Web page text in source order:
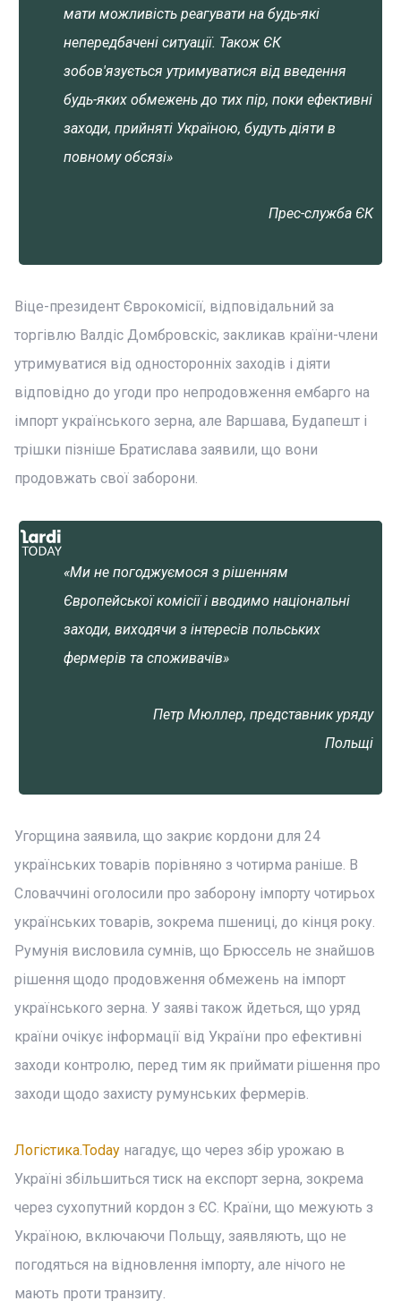
мати можливість реагувати на будь-які
непередбачені ситуації. Також ЄК
зобов'язується утримуватися від введення
будь-яких обмежень до тих пір, поки ефективні
заходи, прийняті Україною, будуть діяти в
повному обсязі»
Прес-служба ЄК
Віце-президент Єврокомісії, відповідальний за
торгівлю Валдіс Домбровскіс, закликав країни-члени
утримуватися від односторонніх заходів і діяти
відповідно до угоди про непродовження ембарго на
імпорт українського зерна, але Варшава, Будапешт і
трішки пізніше Братислава заявили, що вони
продовжать свої заборони.
«Ми не погоджуємося з рішенням
Європейської комісії і вводимо національні
заходи, виходячи з інтересів польських
фермерів та споживачів»
Петр Мюллер, представник уряду
Польщі
Угорщина заявила, що закриє кордони для 24
українських товарів порівняно з чотирма раніше. В
Словаччині оголосили про заборону імпорту чотирьох
українських товарів, зокрема пшениці, до кінця року.
Румунія висловила сумнів, що Брюссель не знайшов
рішення щодо продовження обмежень на імпорт
українського зерна. У заяві також йдеться, що уряд
країни очікує інформації від України про ефективні
заходи контролю, перед тим як приймати рішення про
заходи щодо захисту румунських фермерів.
Логістика.Today нагадує, що через збір урожаю в
Україні збільшиться тиск на експорт зерна, зокрема
через сухопутний кордон з ЄС. Країни, що межують з
Україною, включаючи Польщу, заявляють, що не
погодяться на відновлення імпорту, але нічого не
мають проти транзиту.